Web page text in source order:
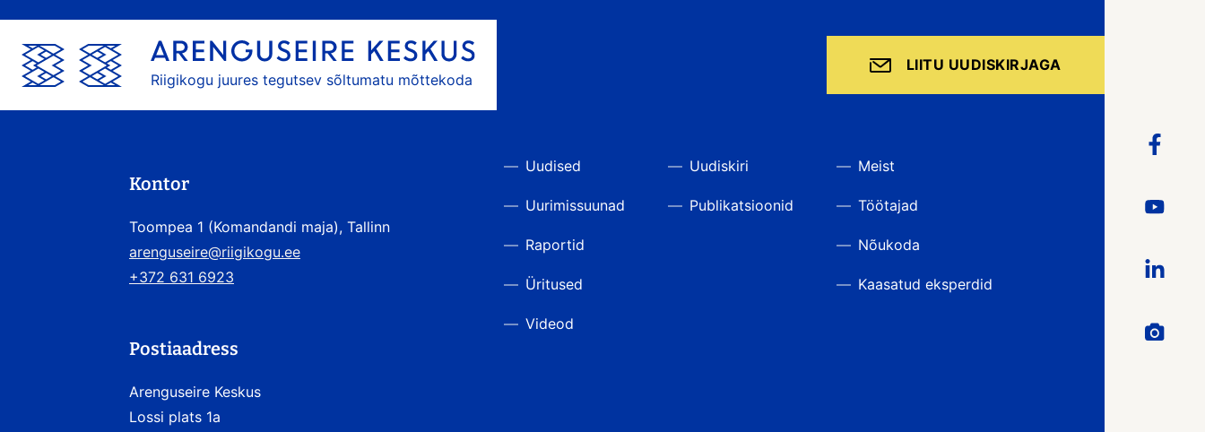
Riigikogu juures tegutsev sõltumatu mõttekoda
LIITU UUDISKIRJAGA
Kontor
Toompea 1 (Komandandi maja), Tallinn
arenguseire@riigikogu.ee
+372 631 6923
Postiaadress
Arenguseire Keskus
Lossi plats 1a
Uudised
Uurimissuunad
Raportid
Üritused
Videod
Uudiskiri
Publikatsioonid
Meist
Töötajad
Nõukoda
Kaasatud eksperdid